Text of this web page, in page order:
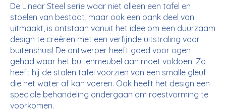
De Linear Steel serie waar niet alleen een tafel en
stoelen van bestaat, maar ook een bank deel van
uitmaakt, is ontstaan vanuit het idee om een duurzaam
design te creëren met een verfijnde uitstraling voor
buitenshuis! De ontwerper heeft goed voor ogen
gehad waar het buitenmeubel aan moet voldoen. Zo
heeft hij de stalen tafel voorzien van een smalle gleuf
die het water af kan voeren. Ook heeft het design een
speciale behandeling ondergaan om roestvorming te
voorkomen.